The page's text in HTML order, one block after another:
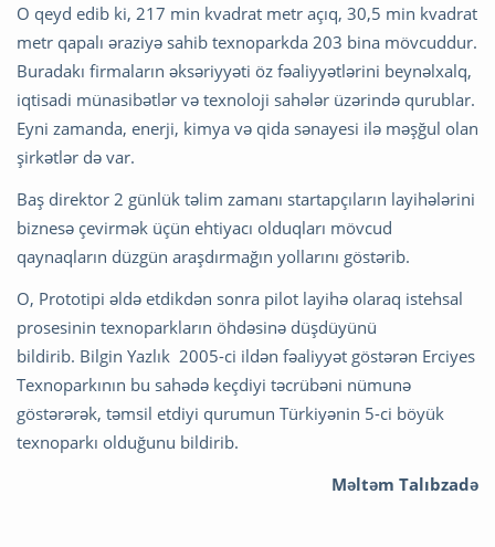
O qeyd edib ki, 217 min kvadrat metr açıq, 30,5 min kvadrat
metr qapalı əraziyə sahib texnoparkda 203 bina mövcuddur.
Buradakı firmaların əksəriyyəti öz fəaliyyətlərini beynəlxalq,
iqtisadi münasibətlər və texnoloji sahələr üzərində qurublar.
Eyni zamanda, enerji, kimya və qida sənayesi ilə məşğul olan
şirkətlər də var.
Baş direktor 2 günlük təlim zamanı startapçıların layihələrini
biznesə çevirmək üçün ehtiyacı olduqları mövcud
qaynaqların düzgün araşdırmağın yollarını göstərib.
O, Prototipi əldə etdikdən sonra pilot layihə olaraq istehsal
prosesinin texnoparkların öhdəsinə düşdüyünü
bildirib. Bilgin Yazlık 2005-ci ildən fəaliyyət göstərən Erciyes
Texnoparkının bu sahədə keçdiyi təcrübəni nümunə
göstərərək, təmsil etdiyi qurumun Türkiyənin 5-ci böyük
texnoparkı olduğunu bildirib.
Məltəm Talıbzadə